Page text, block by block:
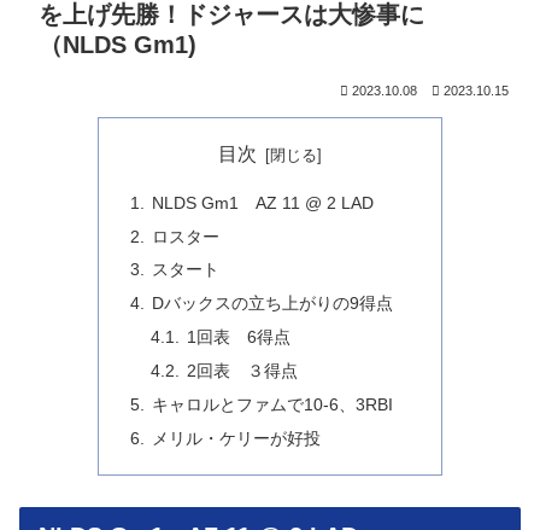
を上げ先勝！ドジャースは大惨事に
（NLDS Gm1)
2023.10.08 2023.10.15
目次
NLDS Gm1 AZ 11 @ 2 LAD
ロスター
スタート
Dバックスの立ち上がりの9得点
1回表 6得点
2回表 ３得点
キャロルとファムで10-6、3RBI
メリル・ケリーが好投